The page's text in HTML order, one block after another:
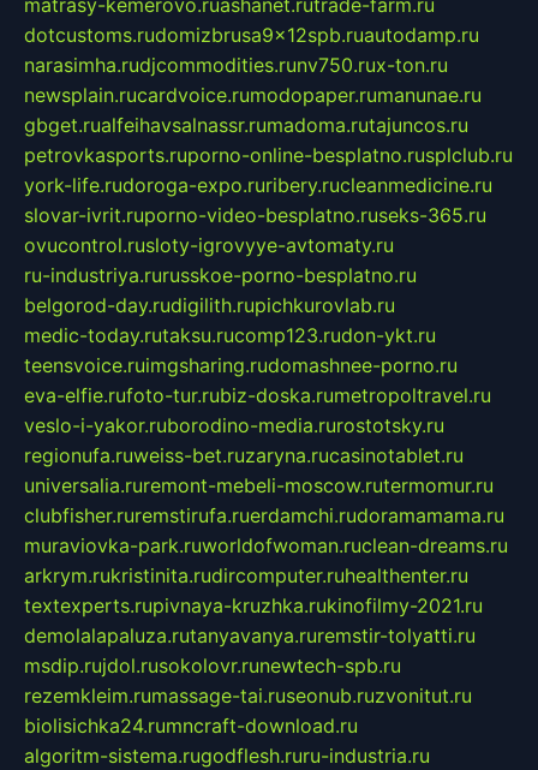
matrasy-kemerovo.ruashanet.rutrade-farm.ru
dotcustoms.rudomizbrusa9x12spb.ruautodamp.ru
narasimha.rudjcommodities.runv750.rux-ton.ru
newsplain.rucardvoice.rumodopaper.rumanunae.ru
gbget.rualfeihavsalnassr.rumadoma.rutajuncos.ru
petrovkasports.ruporno-online-besplatno.rusplclub.ru
york-life.rudoroga-expo.ruribery.rucleanmedicine.ru
slovar-ivrit.ruporno-video-besplatno.ruseks-365.ru
ovucontrol.rusloty-igrovyye-avtomaty.ru
ru-industriya.rurusskoe-porno-besplatno.ru
belgorod-day.rudigilith.rupichkurovlab.ru
medic-today.rutaksu.rucomp123.rudon-ykt.ru
teensvoice.ruimgsharing.rudomashnee-porno.ru
eva-elfie.rufoto-tur.rubiz-doska.rumetropoltravel.ru
veslo-i-yakor.ruborodino-media.rurostotsky.ru
regionufa.ruweiss-bet.ruzaryna.rucasinotablet.ru
universalia.ruremont-mebeli-moscow.rutermomur.ru
clubfisher.ruremstirufa.ruerdamchi.rudoramamama.ru
muraviovka-park.ruworldofwoman.ruclean-dreams.ru
arkrym.rukristinita.rudircomputer.ruhealthenter.ru
textexperts.rupivnaya-kruzhka.rukinofilmy-2021.ru
demolalapaluza.rutanyavanya.ruremstir-tolyatti.ru
msdip.rujdol.rusokolovr.runewtech-spb.ru
rezemkleim.rumassage-tai.ruseonub.ruzvonitut.ru
biolisichka24.rumncraft-download.ru
algoritm-sistema.rugodflesh.ruru-industria.ru